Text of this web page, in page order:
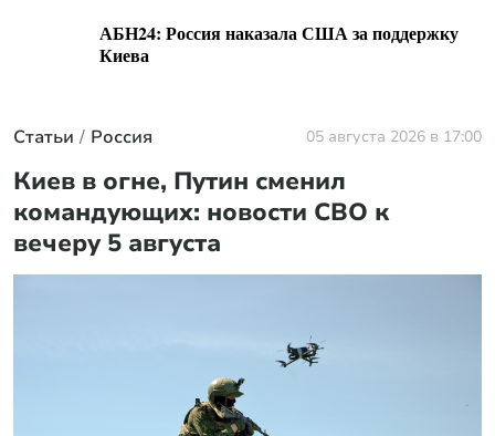
АБН24: Россия наказала США за поддержку
Киева
Статьи Россия 05 августа 2026 в 17:00
Киев в огне, Путин сменил
командующих: новости СВО к
вечеру 5 августа